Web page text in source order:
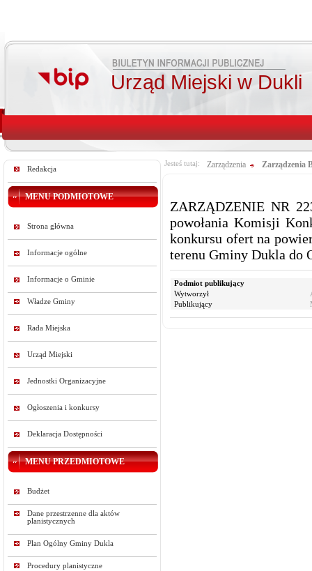
Urząd Miejski w Dukli
Redakcja
MENU PODMIOTOWE
Strona główna
Informacje ogólne
Informacje o Gminie
Władze Gminy
Rada Miejska
Urząd Miejski
Jednostki Organizacyjne
Ogłoszenia i konkursy
Deklaracja Dostępności
MENU PRZEDMIOTOWE
Budżet
Dane przestrzenne dla aktów
planistycznych
Plan Ogólny Gminy Dukla
Procedury planistyczne
Jesteś tutaj: Zarządzenia Zarządzenia
ZARZĄDZENIE NR
powołania Komisji
konkursu ofert na
terenu Gminy Dukla do
Podmiot publikujący
Wytworzył
Publikujący